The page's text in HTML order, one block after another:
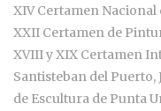
XIV Certamen Nacional
XXII Certamen de
XVIII y XIX Certamen
Santisteban del
de Escultura de Punta